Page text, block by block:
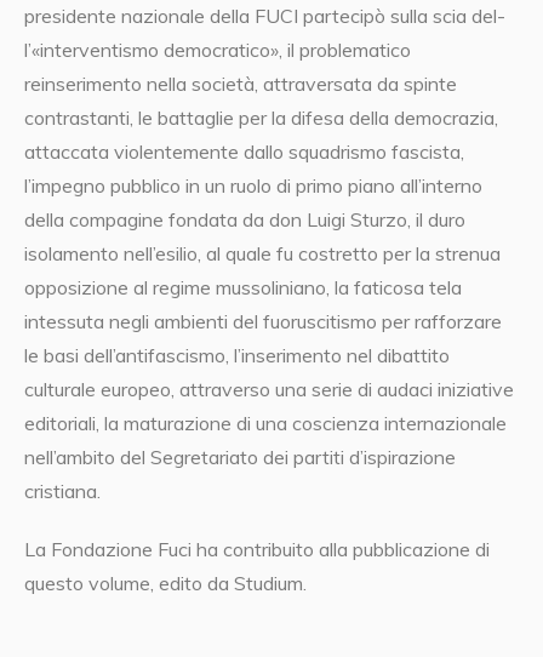
presidente nazionale della FUCI partecipò sulla scia del-
l’«interventismo democratico», il problematico
reinserimento nella società, attraversata da spinte
contrastanti, le battaglie per la difesa della democrazia,
attaccata violentemente dallo squadrismo fascista,
l’impegno pubblico in un ruolo di primo piano all’interno
della compagine fondata da don Luigi Sturzo, il duro
isolamento nell’esilio, al quale fu costretto per la strenua
opposizione al regime mussoliniano, la faticosa tela
intessuta negli ambienti del fuoruscitismo per rafforzare
le basi dell’antifascismo, l’inserimento nel dibattito
culturale europeo, attraverso una serie di audaci iniziative
editoriali, la maturazione di una coscienza internazionale
nell’ambito del Segretariato dei partiti d’ispirazione
cristiana.
La Fondazione Fuci ha contribuito alla pubblicazione di
questo volume, edito da Studium.